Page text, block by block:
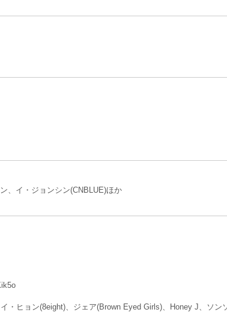
、イ・ジョンシン(CNBLUE)ほか
ヒョン(8eight)、ジェア(Brown Eyed Girls)、Honey J、ソン